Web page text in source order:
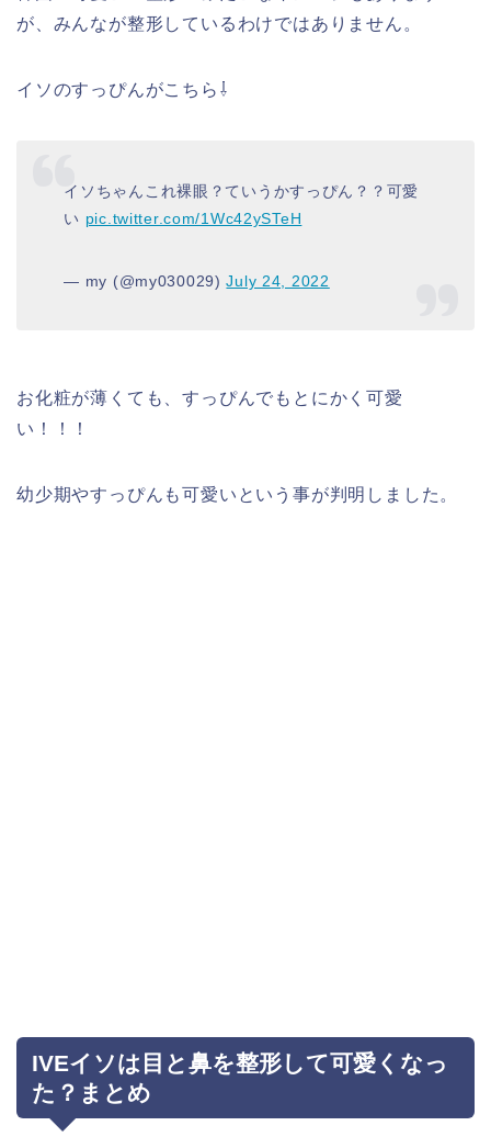
が、みんなが整形しているわけではありません。
イソのすっぴんがこちら⇩
イソちゃんこれ裸眼？ていうかすっぴん？？可愛
い pic.twitter.com/1Wc42ySTeH
— my (@my030029)July 24, 2022
お化粧が薄くても、すっぴんでもとにかく可愛
い！！！
幼少期やすっぴんも可愛いという事が判明しました。
IVEイソは目と鼻を整形して可愛くなっ
た？まとめ